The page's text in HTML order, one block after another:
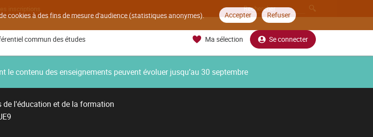
cookies à des fins de mesure d'audience (statistiques anonymes). Accepter Refuser
inscriptions
commun des études Ma sélection Se connecter
contenu des enseignements peuvent évoluer jusqu’au 30 septembre
de l'éducation et de la formation